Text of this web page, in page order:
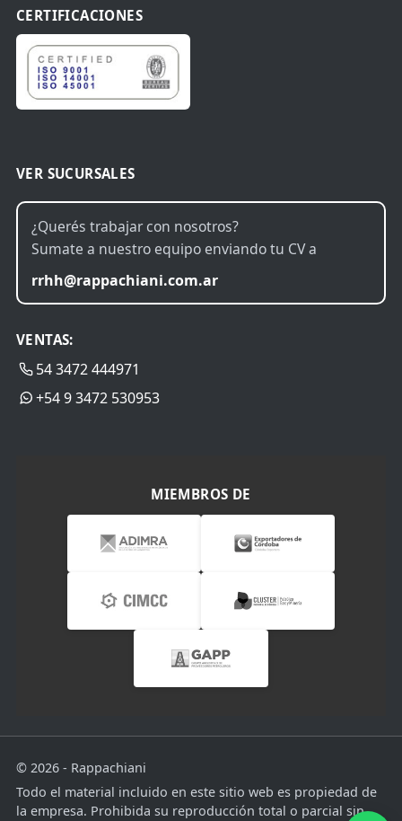
CERTIFICACIONES
VER SUCURSALES
¿Querés trabajar con nosotros?
Sumate a nuestro equipo enviando tu CV a
rrhh@rappachiani.com.ar
VENTAS:
54 3472 444971
+54 9 3472 530953
MIEMBROS DE
© 2026 - Rappachiani
Todo el material incluido en este sitio web es propiedad de
la empresa. Prohibida su reproducción total o parcial sin